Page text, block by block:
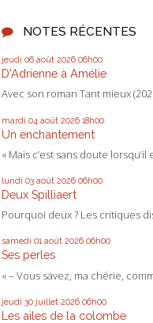
NOTES RÉCENTES
jeudi 06 août 2026 06h00
D'Adrienne à Amélie
Avec son roman Tant mieux
mardi 04 août 2026 18h00
Un enchantement
« Mais c’est sans doute lorsqu’il
lundi 03 août 2026 06h00
Deux Spilliaert
Pourquoi deux ? Les critiques
samedi 01 août 2026 06h00
Ses perles
« – Vous savez, ma chérie,
jeudi 30 juillet 2026 06h00
Les ailes de la colombe